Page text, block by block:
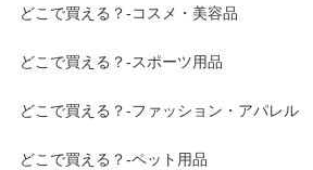
どこで買える？-コスメ・美容品
どこで買える？-スポーツ用品
どこで買える？-ファッション・アパレル
どこで買える？-ペット用品